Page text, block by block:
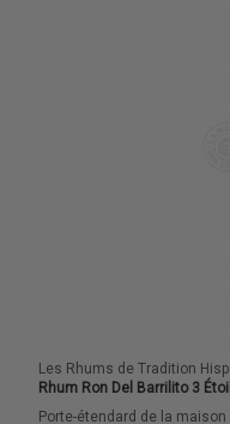
Les Rhums de Tradition
Rhum Ron Del Barrilito 3
Porte-étendard de la